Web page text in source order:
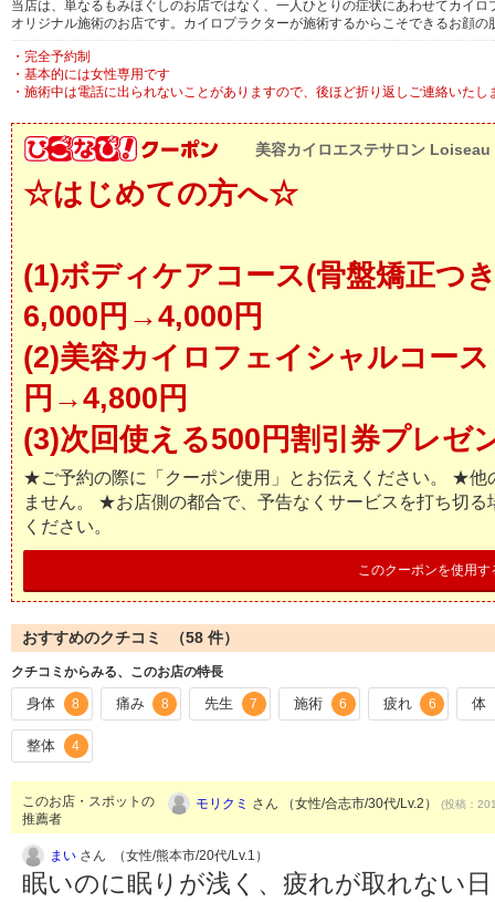
当店は、単なるもみほぐしのお店ではなく、一人ひとりの症状にあわせてカイ
オリジナル施術のお店です。カイロプラクターが施術するからこそできるお顔
・完全予約制
・基本的には女性専用です
・施術中は電話に出られないことがありますので、後ほど折り返しご連絡いたし
美容カイロエステサロン
☆はじめての方へ☆
(1)ボディケアコース(骨盤矯正
6,000円→4,000円
(2)美容カイロフェイシャルコ
円→4,800円
(3)次回使える500円割引券プレゼ
★ご予約の際に「クーポン使用」とお伝えください。 ★他
ません。 ★お店側の都合で、予告なくサービスを打ち切る
ください。
このクーポンを使用す
おすすめのクチコミ （58 件）
クチコミからみる、このお店の特長
身体 8 痛み 8 先生 7 施術 6 疲れ 6 体
整体 4
このお店・スポットの
推薦者
モリクミ さん （女性/合志市/30代/Lv.2） (投稿：
まい さん （女性/熊本市/20代/Lv.1）
眠いのに眠りが浅く、疲れが取れない